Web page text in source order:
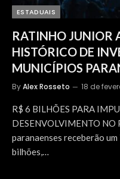
ESTADUAIS
RATINHO JUNIOR
HISTÓRICO DE
MUNICÍPIOS
ByAlex Rosseto 18 de
R$ 6 BILHÕES PARA
DESENVOLVIMENTO NO
paranaenses receberão
bilhões,…